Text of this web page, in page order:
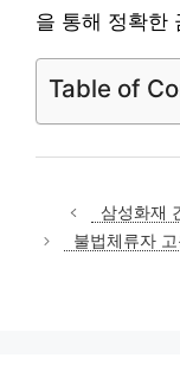
을 통해 정확한
Table of
삼성화재
불법체류자